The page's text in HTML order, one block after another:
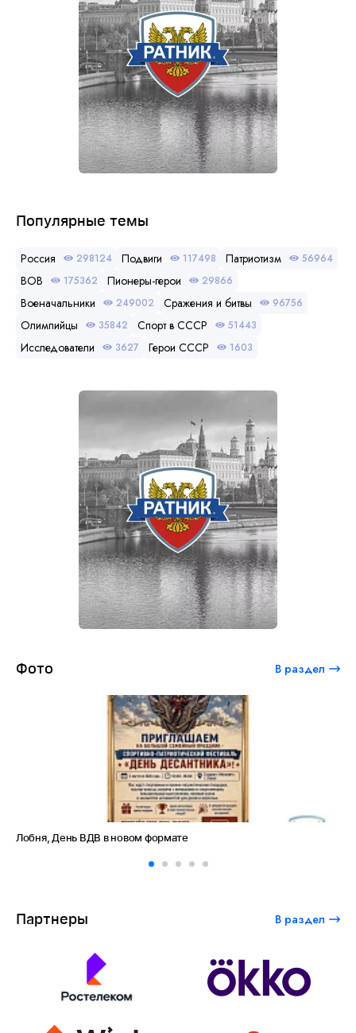
Популярные темы
Россия 298124 Подвиги 117498 Патриотизм 56964
ВОВ 175362 Пионеры-герои 29866
Военачальники 249002 Сражения и битвы 96756
Олимпийцы 35842 Спорт в СССР 51443
Исследователи 3627 Герои СССР 1603
Фото В раздел
Лобня, День ВДВ в новом формате
Партнеры В раздел